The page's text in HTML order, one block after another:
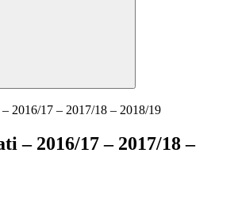
2016/17 – 2017/18 – 2018/19
– 2016/17 – 2017/18 –